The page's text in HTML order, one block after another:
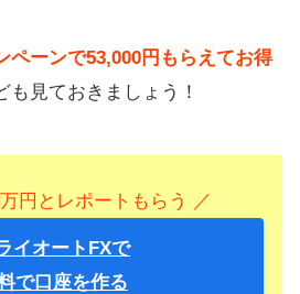
ペーンで53,000円もらえてお得
も見ておきましょう！
円とレポートもらう ／
イオートFXで
で口座を作る